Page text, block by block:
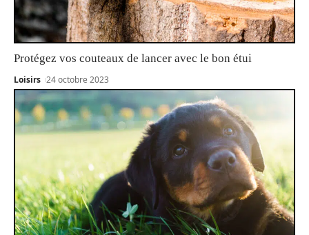
Protégez vos couteaux de lancer avec le bon étui
Loisirs 24 octobre 2023